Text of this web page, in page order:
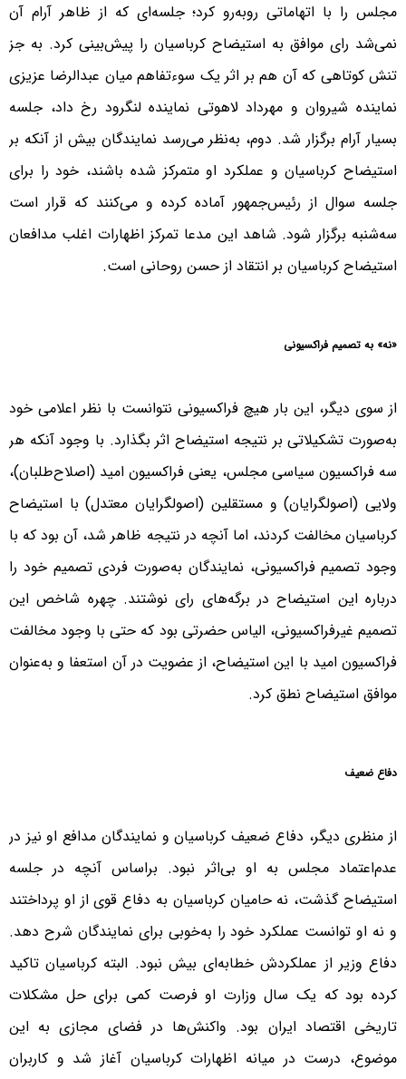
مجلس را با اتهاماتی روبه‌رو کرد؛ جلسه‌ای که از ظاهر آرام آن
نمی‌شد رای موافق به استیضاح کرباسیان را پیش‌بینی کرد. به جز
تنش کوتاهی که آن هم بر اثر یک سوء‌تفاهم میان عبدالرضا عزیزی
نماینده شیروان و مهرداد لاهوتی نماینده لنگرود رخ داد، جلسه
بسیار آرام برگزار شد. دوم، به‌نظر می‌رسد نمایندگان بیش از آنکه بر
استیضاح کرباسیان و عملکرد او متمرکز شده باشند، خود را برای
جلسه سوال از رئیس‌جمهور آماده کرده و می‌کنند که قرار است
سه‌شنبه برگزار شود. شاهد این مدعا تمرکز اظهارات اغلب مدافعان
استیضاح کرباسیان بر انتقاد از حسن روحانی است.
«نه» به تصمیم فراکسیونی
از سوی دیگر، این بار هیچ فراکسیونی نتوانست با نظر اعلامی خود
به‌صورت تشکیلاتی بر نتیجه استیضاح اثر بگذارد. با وجود آنکه هر
سه فراکسیون سیاسی مجلس، یعنی فراکسیون امید (اصلاح‌طلبان)،
ولایی (اصولگرایان) و مستقلین (اصولگرایان معتدل) با استیضاح
کرباسیان مخالفت کردند، اما آنچه در نتیجه ظاهر شد، آن بود که با
وجود تصمیم فراکسیونی، نمایندگان به‌صورت فردی تصمیم خود را
درباره این استیضاح در برگه‌های رای نوشتند. چهره شاخص این
تصمیم غیرفراکسیونی، الیاس حضرتی بود که حتی با وجود مخالفت
فراکسیون امید با این استیضاح، از عضویت در آن استعفا و به‌عنوان
موافق استیضاح نطق کرد.
دفاع ضعیف
از منظری دیگر، دفاع ضعیف کرباسیان و نمایندگان مدافع او نیز در
عدم‌اعتماد مجلس به او بی‌اثر نبود. براساس آنچه در جلسه
استیضاح گذشت، نه حامیان کرباسیان به دفاع قوی از او پرداختند
و نه او توانست عملکرد خود را به‌خوبی برای نمایندگان شرح دهد.
دفاع وزیر از عملکردش خطابه‌ای بیش نبود. البته کرباسیان تاکید
کرده بود که یک سال وزارت او فرصت کمی برای حل مشکلات
تاریخی اقتصاد ایران بود. واکنش‌ها در فضای مجازی به این
موضوع، درست در میانه اظهارات کرباسیان آغاز شد و کاربران